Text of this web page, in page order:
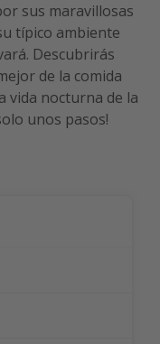
sus maravillosas
típico ambiente
Descubrirás
de la comida
vida nocturna de la
unos pasos!